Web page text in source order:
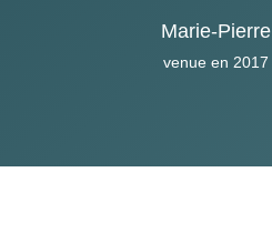
Marie-Pierre
venue en 2017